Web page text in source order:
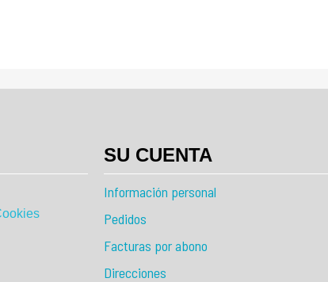
SU CUENTA
Información personal
Pedidos
Facturas por abono
Direcciones